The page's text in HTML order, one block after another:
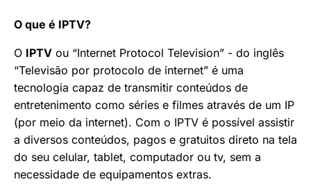
O que é IPTV?
O IPTV ou “Internet Protocol Television” - do inglês
“Televisão por protocolo de internet” é uma
tecnologia capaz de transmitir conteúdos de
entretenimento como séries e filmes através de um IP
(por meio da internet). Com o IPTV é possível assistir
a diversos conteúdos, pagos e gratuitos direto na tela
do seu celular, tablet, computador ou tv, sem a
necessidade de equipamentos extras.